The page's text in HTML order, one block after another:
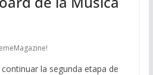
la segunda etapa de